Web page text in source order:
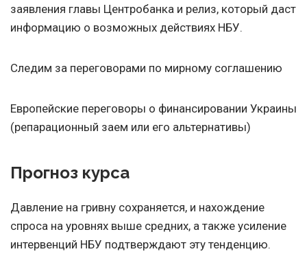
заявления главы Центробанка и релиз, который даст
информацию о возможных действиях НБУ.
Следим за переговорами по мирному соглашению
Европейские переговоры о финансировании Украины
(репарационный заем или его альтернативы)
Прогноз курса
Давление на гривну сохраняется, и нахождение
спроса на уровнях выше средних, а также усиление
интервенций НБУ подтверждают эту тенденцию.